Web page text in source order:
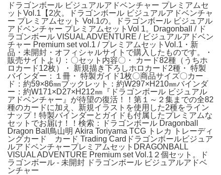
ドラゴンボール ビジュアルアドベンチャー プレミアムセ
ットVol.1【2次。ドラゴンボール ビジュアルアドベンチャ
ー プレミアムセット Vol.1の。ドラゴンボール ビジュアル
アドベンチャー プレミアムセットVol 1。Dragonball / ド
ラゴンボール VISUAL ADVENTURE / ビジュアルアドベン
チャー Premium set vol.1 / プレミアムセットVol.1・新
品・未開封・オフィシャルサイトで購入したものです。・
販売サイトより：〇セット内容〇・ カード82種（うちホ
ロカード12枚）・ 新規描き下ろしホロカード2種・ 特製
バインダー：１冊・ 特製ガイド1枚〇商品サイズ〇カー
ド：約59×86㎜ブックレット：約W297×H210㎜バインダ
ー：約W171×D27×H212㎜『ドラゴンボール ビジュアル
アドベンチャー』が待望の復活！！第１～２集までの全82
種のカードに加え、新規イラストを使用した2種をライン
ナップ！特製バインダーとガイドも付属したプレミアムな
セットでお届け！！検索：ドラゴンボール Dragonball
Dragon Ball鳥山明 Akira Toriyama TCG トレカ トレーディ
ングカード カード Trading Cardドラゴンボールビジュア
ルアドベンチャープレミアムセットDRAGONBALL
VISUAL ADVENTURE Premium set Vol.1２個セット。ド
ラゴンボール - 未開封 ドラゴンボール ビジュアルアドベ
ンチャー